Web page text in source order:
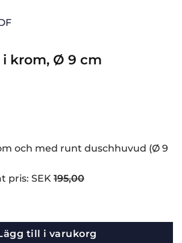
krom, Ø 9 cm
och med runt duschhuvud (Ø 9
pris: SEK 195,00
Ø 9 cm mängd
till i varukorg